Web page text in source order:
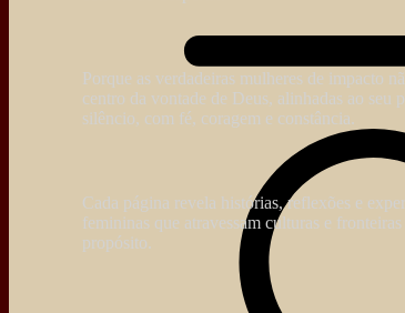
Porque as verdadeiras mulheres de impacto
centro da vontade de Deus, alinhadas ao seu
silêncio, com fé, coragem e constância.
Cada página revela histórias, reflexões e
femininas que atravessam culturas e
propósito.